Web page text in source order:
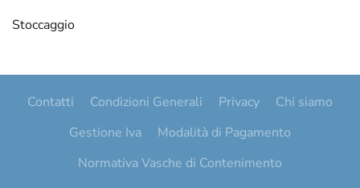
Stoccaggio
Contatti Condizioni Generali Privacy
Chi siamo
Gestione Iva
Modalità di Pagamento
Normativa Vasche di Contenimento